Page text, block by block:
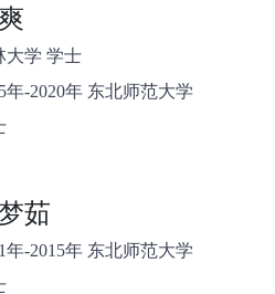
大学 学士
年-2020年 东北师范大学
茹
年-2015年 东北师范大学